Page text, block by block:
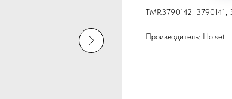
TMR3790142,
Производитель: Holset